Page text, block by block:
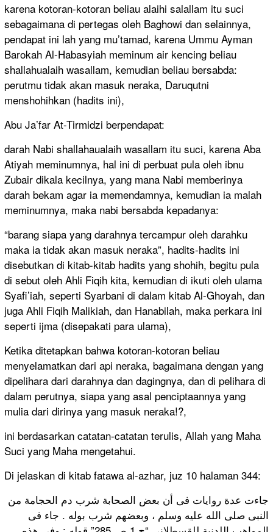
karena kotoran-kotoran beliau alaihi salallam itu suci
sebagaimana di pertegas oleh Baghowi dan selainnya,
pendapat ini lah yang mu’tamad, karena Ummu Ayman
Barokah Al-Habasyiah meminum air kencing beliau
shallahualaih wasallam, kemudian beliau bersabda:
perutmu tidak akan masuk neraka, Daruqutni
menshohihkan (hadits ini),
Abu Ja’far At-Tirmidzi berpendapat:
darah Nabi shallahaualaih wasallam itu suci, karena Aba
Atiyah meminumnya, hal ini di perbuat pula oleh ibnu
Zubair dikala kecilnya, yang mana Nabi memberinya
darah bekam agar ia memendamnya, kemudian ia malah
meminumnya, maka nabi bersabda kepadanya:
“barang siapa yang darahnya tercampur oleh darahku
maka ia tidak akan masuk neraka”, hadits-hadits ini
disebutkan di kitab-kitab hadits yang shohih, begitu pula
di sebut oleh Ahli Fiqih kita, kemudian di ikuti oleh ulama
Syafi’iah, seperti Syarbani di dalam kitab Al-Ghoyah, dan
juga Ahli Fiqih Malikiah, dan Hanabilah, maka perkara ini
seperti ijma (disepakati para ulama),
Ketika ditetapkan bahwa kotoran-kotoran beliau
menyelamatkan dari api neraka, bagaimana dengan yang
dipelihara dari darahnya dan dagingnya, dan di pelihara di
dalam perutnya, siapa yang asal penciptaannya yang
mulia dari dirinya yang masuk neraka!?,
ini berdasarkan catatan-catatan terulis, Allah yang Maha
Suci yang Maha mengetahui.
Di jelaskan di kitab fatawa al-azhar, juz 10 halaman 344:
جاءت عدة روايات فى أن بعض الصحابة شرب دم الحجامة من
النبى صلى الله عليه وسلم ، وبعضهم شرب بوله . جاء فى